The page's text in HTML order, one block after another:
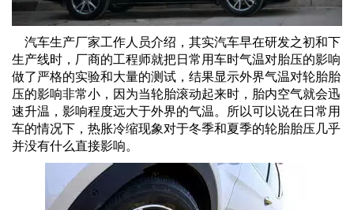
汽车生产厂家工作人员介绍，其实汽车早在研发之初和下
生产线时，厂商的工程师就把日常用车时气温对胎压的影响
做了严格的实验和大量的测试，结果显示外界气温对轮胎胎
压的影响非常小，因为当轮胎滚动起来时，胎内空气就会迅
速升温，影响程度远大于外界的气温。所以可以说在日常用
车的情况下，热胀冷缩现象对于冬季和夏季的轮胎胎压几乎
并没有什么直接影响。